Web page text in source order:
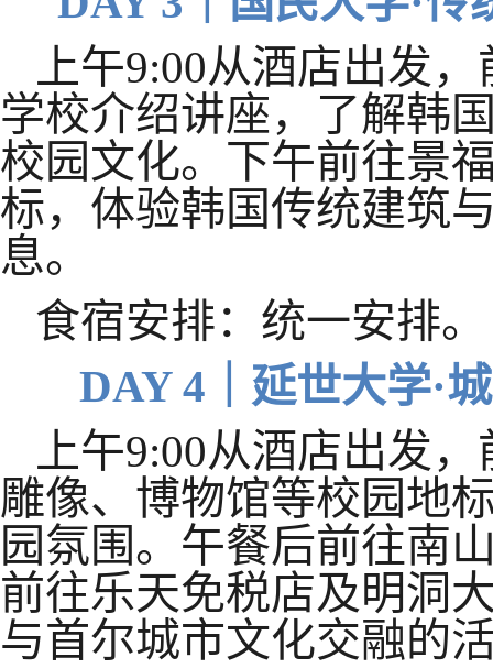
上午9:00从酒店出发
学校介绍讲座，了解韩
校园文化。下午前往景
标，体验韩国传统建筑
息。
食宿安排：统一安排。
DAY 4｜延世大学·
上午9:00从酒店出发
雕像、博物馆等校园地
园氛围。午餐后前往南
前往乐天免税店及明洞
与首尔城市文化交融的